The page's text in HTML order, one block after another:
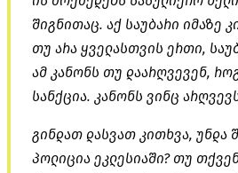
შიგნითაც. აქ საუბარი იმაზე
თუ არა ყველასთვის ერთი,
ამ კანონს თუ დაარღვევენ,
სანქცია. კანონს ვინც
გინდათ დასვათ კითხვა, უნდა
პოლიცია ეკლესიაში? თუ